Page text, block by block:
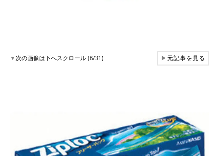
▼次の画像は下へスクロール (8/31) ▶元記事を見る